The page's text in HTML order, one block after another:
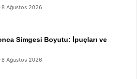
8 Ağustos 2026
Simgesi Boyutu: İpuçları ve
8 Ağustos 2026